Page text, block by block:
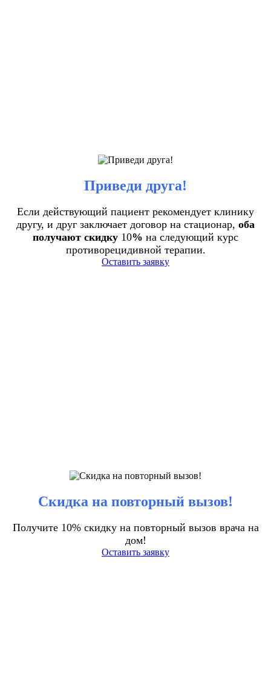
Приведи друга!
Если действующий пациент рекомендует клинику
другу, и друг заключает договор на стационар, оба
получают скидку 10% на следующий курс
противорецидивной терапии.
Оставить заявку
Скидка на повторный вызов!
Получите 10% скидку на повторный вызов врача на
дом!
Оставить заявку